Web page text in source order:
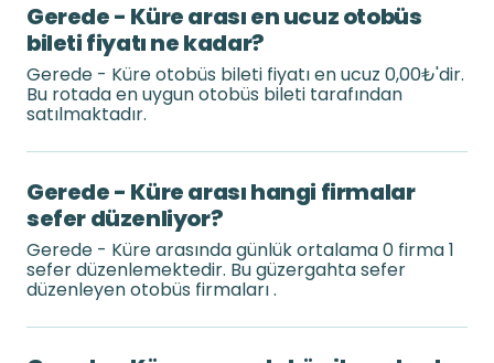
Gerede - Küre arası en ucuz otobüs
bileti fiyatı ne kadar?
Gerede - Küre otobüs bileti fiyatı en ucuz 0,00₺'dir.
Bu rotada en uygun otobüs bileti tarafından
satılmaktadır.
Gerede - Küre arası hangi firmalar
sefer düzenliyor?
Gerede - Küre arasında günlük ortalama 0 firma 1
sefer düzenlemektedir. Bu güzergahta sefer
düzenleyen otobüs firmaları .